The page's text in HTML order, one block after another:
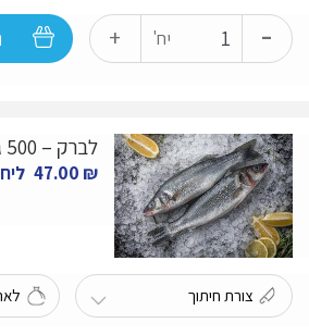
-
כמות
של
-
800
גרם
יח' +
לברק – 500 גרם
47.00 ₪